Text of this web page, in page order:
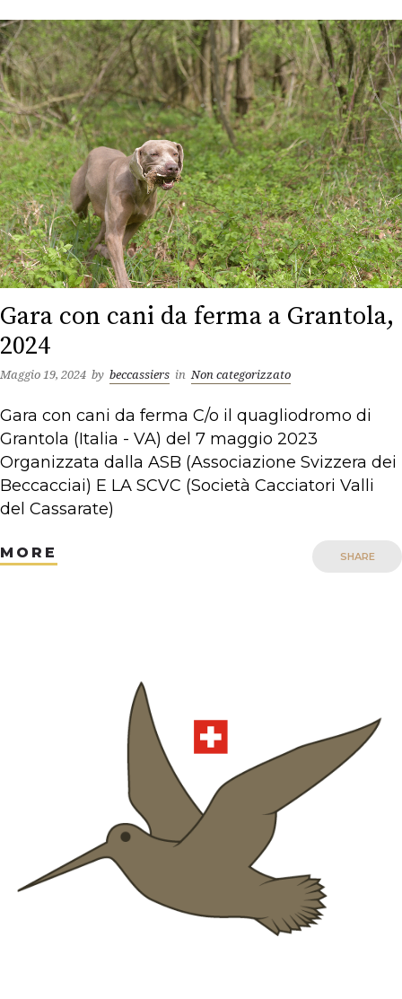
Gara con cani da ferma a Grantola,
2024
Maggio 19, 2024 by beccassiers in Non categorizzato
Gara con cani da ferma C/o il quagliodromo di
Grantola (Italia - VA) del 7 maggio 2023
Organizzata dalla ASB (Associazione Svizzera dei
Beccacciai) E LA SCVC (Società Cacciatori Valli
del Cassarate)
MORE SHARE